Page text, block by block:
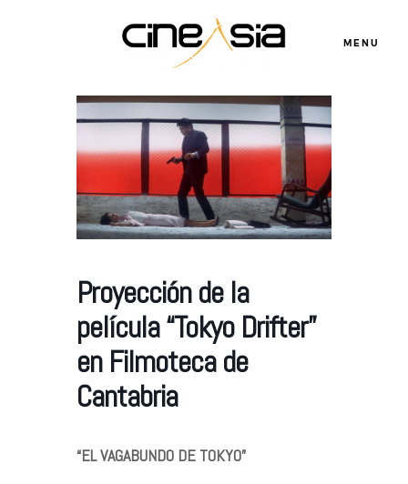
MENU
Proyección de la
película “Tokyo Drifter”
en Filmoteca de
Cantabria
“EL VAGABUNDO DE TOKYO”
Contacto